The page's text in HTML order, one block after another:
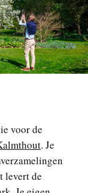
voor de
. Je
levert de